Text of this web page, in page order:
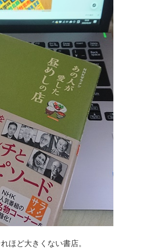
ほど大きくない書店。